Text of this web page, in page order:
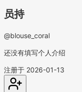
员持
@blouse_coral
还没有填写个人介绍
注册于 2026-01-13